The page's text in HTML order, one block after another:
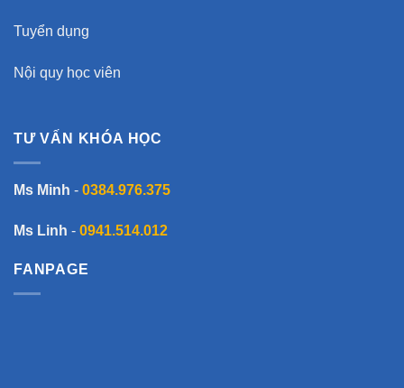
Tuyển dụng
Nội quy học viên
TƯ VẤN KHÓA HỌC
Ms Minh - 0384.976.375
Ms Linh - 0941.514.012
FANPAGE